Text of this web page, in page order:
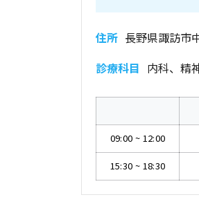
住所 長野県諏訪市
診療科目 内科、精
09:00 ~ 12:00
15:30 ~ 18:30